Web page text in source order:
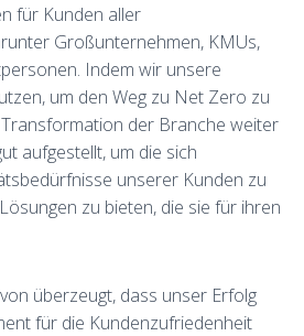
für Kunden aller
Großunternehmen, KMUs,
Indem wir unsere
um den Weg zu Net Zero zu
der Branche weiter
aufgestellt, um die sich
unserer Kunden zu
zu bieten, die sie für ihren
überzeugt, dass unser Erfolg
für die Kundenzufriedenheit